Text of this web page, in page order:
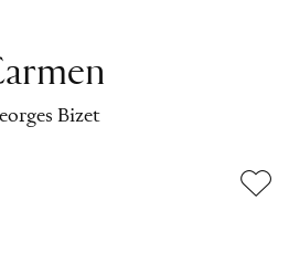
Bizet